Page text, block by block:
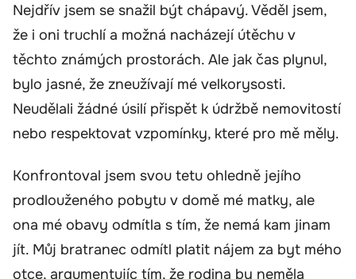
Nejdřív jsem se snažil být chápavý. Věděl jsem,
že i oni truchlí a možná nacházejí útěchu v
těchto známých prostorách. Ale jak čas plynul,
bylo jasné, že zneužívají mé velkorysosti.
Neudělali žádné úsilí přispět k údržbě nemovitostí
nebo respektovat vzpomínky, které pro mě měly.
Konfrontoval jsem svou tetu ohledně jejího
prodlouženého pobytu v domě mé matky, ale
ona mé obavy odmítla s tím, že nemá kam jinam
jít. Můj bratranec odmítl platit nájem za byt mého
otce, argumentujíc tím, že rodina by neměla